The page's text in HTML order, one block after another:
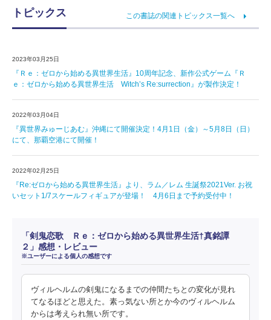
トピックス この書誌の関連トピックス一覧へ
2023年03月25日
『Ｒｅ：ゼロから始める異世界生活』10周年記念、新作公式ゲーム『Ｒ
ｅ：ゼロから始める異世界生活 Witch’s Re:surrection』が製作決定！
2022年03月04日
『異世界みゅーじあむ』沖縄にて開催決定！4月1日（金）～5月8日（日）
にて、那覇空港にて開催！
2022年02月25日
『Re:ゼロから始める異世界生活』より、ラム／レム 生誕祭2021Ver. お祝
いセット1/7スケールフィギュアが登場！ 4月6日まで予約受付中！
「剣鬼恋歌 Ｒｅ：ゼロから始める異世界生活†真銘譚
２」感想・レビュー
※ユーザーによる個人の感想です
ヴィルヘルムの剣鬼になるまでの仲間たちとの変化が見れ
てなるほどと思えた。素っ気ない所とか今のヴィルヘルム
からは考えられ無い所です。